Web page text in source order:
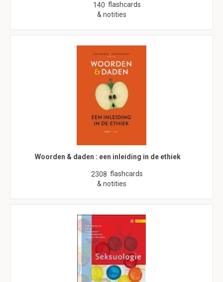
140 flashcards
& notities
Woorden & daden : een inleiding in de ethiek
2308 flashcards
& notities